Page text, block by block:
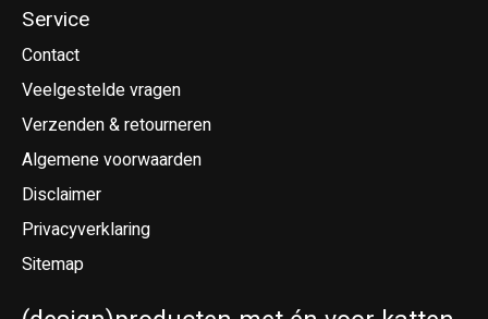
Service
Contact
Veelgestelde vragen
Verzenden & retourneren
Algemene voorwaarden
Disclaimer
Privacyverklaring
Sitemap